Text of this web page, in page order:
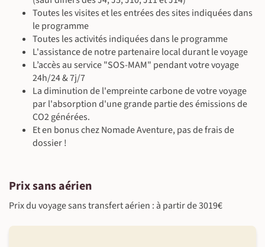
©
donc sacrilège. La fête du Soleil est le symbole de
l'indépendance vis-à-vis du joug espagnol et le retour aux
valeurs anciennes. Nous avons l'occasion de découvrir de plus
près les coutumes de l'époque inca en assistant à un spectacle
historique devant la forteresse, avec même un simulacre de
sacrifice rituel, celui d'un lama dont le cœur est offert au Dieu
Soleil.
À l'hôtel
Petit-déjeuner & déjeuner inclus - dîner libre
Guide local francophone
En minibus privé (8 km ~40 min)
Toutes les visites et les entrées des sites indiquées dans
le programme
Toutes les activités indiquées dans le programme
L'assistance de notre partenaire local durant le voyage
L’accès au service "SOS-MAM" pendant votre voyage
24h/24 & 7j/7
La diminution de l'empreinte carbone de votre voyage
par l'absorption d'une grande partie des émissions de
CO2 générées.
Et en bonus chez Nomade Aventure, pas de frais de
dossier !
Prix sans aérien
Prix du voyage sans transfert aérien : à partir de 3019€